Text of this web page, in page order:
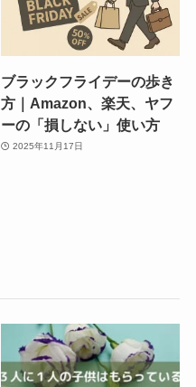
ブラックフライデーの歩き
方｜Amazon、楽天、ヤフ
ーの「損しない」使い方
2025年11月17日